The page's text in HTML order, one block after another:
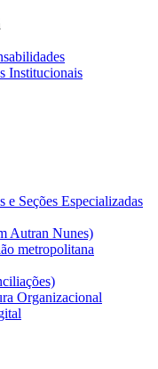
Institucionais
e Seções Especializadas
Autran Nunes)
metropolitana
Organizacional